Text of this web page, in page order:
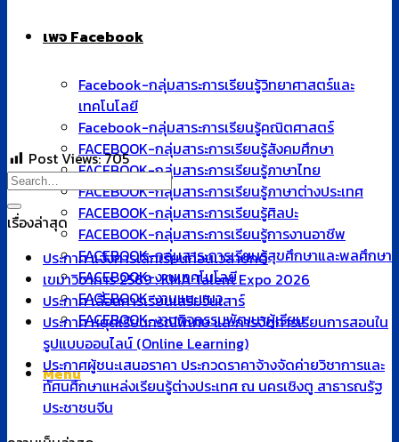
เพจ Facebook
Facebook-กลุ่มสาระการเรียนรู้วิทยาศาสตร์และ
เทคโนโลยี
Facebook-กลุ่มสาระการเรียนรู้คณิตศาสตร์
FACEBOOK-กลุ่มสาระการเรียนรู้สังคมศึกษา
FACEBOOK-กลุ่มสาระการเรียนรู้ภาษาไทย
FACEBOOK-กลุ่มสาระการเรียนรู้ภาษาต่างประเทศ
FACEBOOK-กลุ่มสาระการเรียนรู้ศิลปะ
FACEBOOK-กลุ่มสาระการเรียนรู้การงานอาชีพ
FACEBOOK-กลุ่มสาระการเรียนรู้สุขศึกษาและพลศึกษา
FACEBOOK-งานเทคโนโลยี
FACEBOOK-งานแนะแนว
FACEBOOK-งานกิจกรรมพัฒนาผู้เรียน
Menu
Post Views:705
เรื่องล่าสุด
ประกาศ แจ้งการเลิกเรียนก่อนเวลาปกติ
เขมาวิชาการ 2569 : KMA Talent Expo 2026
ประกาศ เลื่อนการเรียนเสริมวันเสาร์
ประกาศ หยุดเรียนกรณีพิเศษ และการจัดการเรียนการสอนใน
รูปแบบออนไลน์ (Online Learning)
ประกาศผู้ชนะเสนอราคา ประกวดราคาจ้างจัดค่ายวิชาการและ
ทัศนศึกษาแหล่งเรียนรู้ต่างประเทศ ณ นครเชิงตู สาธารณรัฐ
ประชาชนจีน